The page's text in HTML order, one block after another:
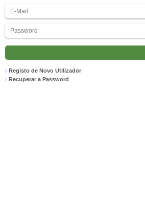
Registo de Novo Utilizador
Recuperar a Password